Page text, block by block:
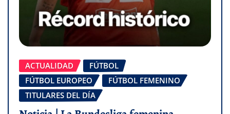
ACTUALIDAD
FÚTBOL
FÚTBOL EUROPEO
FÚTBOL FEMENINO
TITULARES DEL DÍA